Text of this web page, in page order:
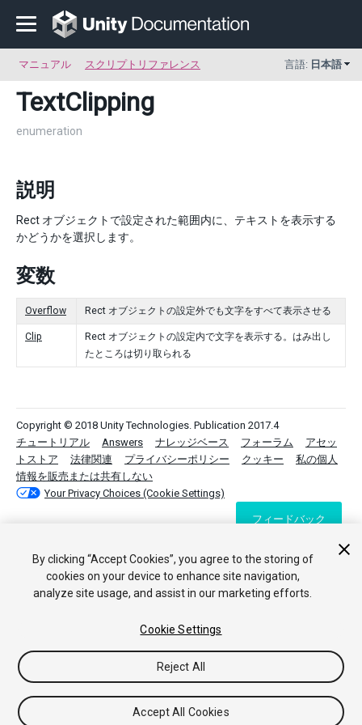
マニュアル スクリプトリファレンス 言語: 日本語
TextClipping
enumeration
説明
Rect オブジェクトで設定された範囲内に、テキストを表示する
かどうかを選択します。
変数
Overflow Rect オブジェクトの設定外でも文字をすべて表示させる
Clip
Rect オブジェクトの設定内で文字を表示する。はみ出し
たところは切り取られる
Copyright © 2018 Unity Technologies. Publication 2017.4
チュートリアル
Answers ナレッジベース フォーラム
アセッ
トストア
法律関連 プライバシーポリシー クッキー
私の個人
情報を販売または共有しない
Your Privacy Choices (Cookie Settings)
フィードバック
By clicking “Accept Cookies”, you agree to the storing of
cookies on your device to enhance site navigation,
analyze site usage, and assist in our marketing efforts.
Cookie Settings
Reject All
Accept All Cookies